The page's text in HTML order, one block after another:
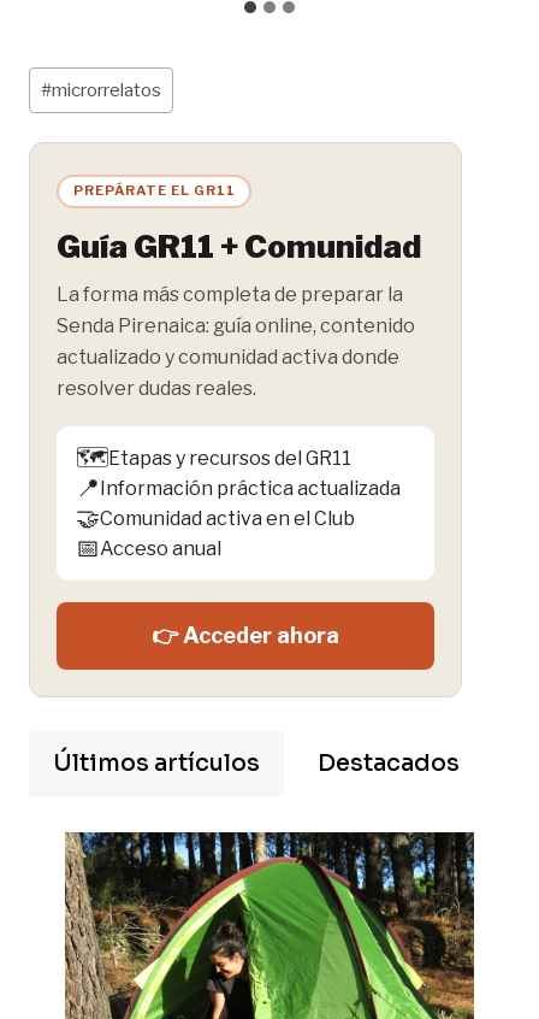
Etiquetas
de
la
entrada:
#microrrelatos
PREPÁRATE EL GR11
Guía GR11 + Comunidad
La forma más completa de preparar la
Senda Pirenaica: guía online, contenido
actualizado y comunidad activa donde
resolver dudas reales.
🗺️Etapas y recursos del GR11
📍Información práctica actualizada
🤝Comunidad activa en el Club
📅Acceso anual
👉 Acceder ahora
Últimos artículos Destacados